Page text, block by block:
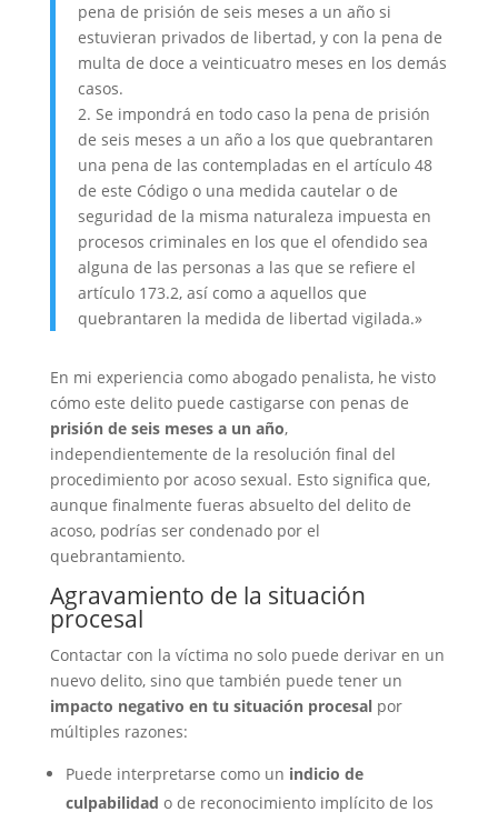
pena de prisión de seis meses a un año si
estuvieran privados de libertad, y con la pena de
multa de doce a veinticuatro meses en los demás
casos.
2. Se impondrá en todo caso la pena de prisión
de seis meses a un año a los que quebrantaren
una pena de las contempladas en el artículo 48
de este Código o una medida cautelar o de
seguridad de la misma naturaleza impuesta en
procesos criminales en los que el ofendido sea
alguna de las personas a las que se refiere el
artículo 173.2, así como a aquellos que
quebrantaren la medida de libertad vigilada.»
En mi experiencia como abogado penalista, he visto
cómo este delito puede castigarse con penas de
prisión de seis meses a un año,
independientemente de la resolución final del
procedimiento por acoso sexual. Esto significa que,
aunque finalmente fueras absuelto del delito de
acoso, podrías ser condenado por el
quebrantamiento.
Agravamiento de la situación
procesal
Contactar con la víctima no solo puede derivar en un
nuevo delito, sino que también puede tener un
impacto negativo en tu situación procesalpor
múltiples razones:
Puede interpretarse como un indicio de
culpabilidad o de reconocimiento implícito de los